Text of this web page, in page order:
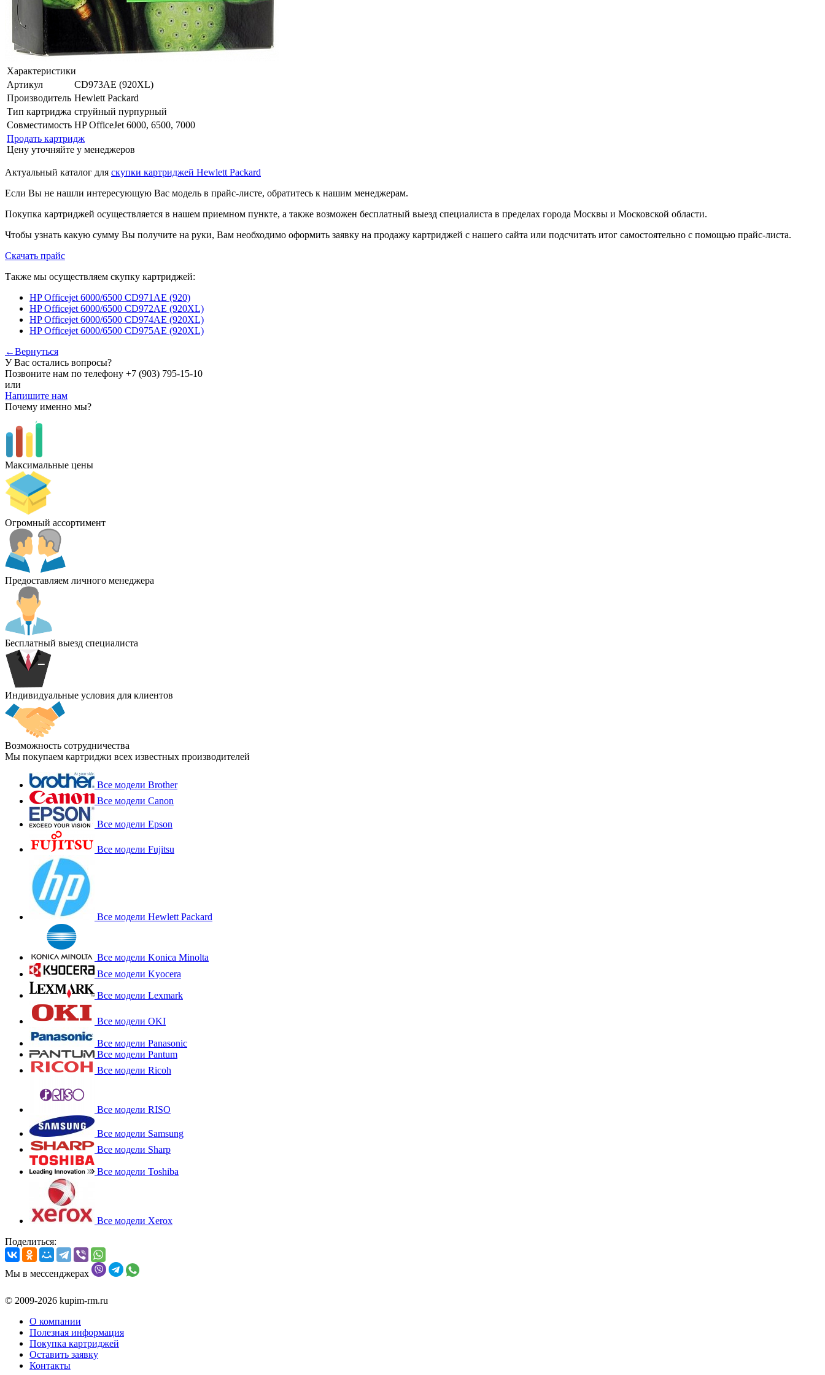
Характеристики
Артикул
CD973AE (920XL)
Производитель Hewlett Packard
Тип картриджа струйный пурпурный
Совместимость HP OfficeJet 6000, 6500, 7000
Продать картридж
Цену уточняйте у менеджеров
Актуальный каталог для скупки картриджей Hewlett Packard
Если Вы не нашли интересующую Вас модель в прайс-листе, обратитесь к нашим менеджерам.
Покупка картриджей осуществляется в нашем приемном пункте, а также возможен бесплатный выезд специалиста в пределах города Москвы и Московской области.
Чтобы узнать какую сумму Вы получите на руки, Вам необходимо оформить заявку на продажу картриджей с нашего сайта или подсчитать итог самостоятельно с помощью прайс-листа.
Скачать прайс
Также мы осуществляем скупку картриджей:
HP Officejet 6000/6500 CD971AE (920)
HP Officejet 6000/6500 CD972AE (920XL)
HP Officejet 6000/6500 CD974AE (920XL)
HP Officejet 6000/6500 CD975AE (920XL)
←Вернуться
У Вас остались вопросы?
Позвоните нам по телефону +7 (903) 795-15-10
или
Напишите нам
Почему именно мы?
Максимальные цены
Огромный ассортимент
Предоставляем личного менеджера
Бесплатный выезд специалиста
Индивидуальные условия для клиентов
Возможность сотрудничества
Мы покупаем картриджи всех известных производителей
Все модели Brother
Все модели Canon
Все модели Epson
Все модели Fujitsu
Все модели Hewlett Packard
Все модели Konica Minolta
Все модели Kyocera
Все модели Lexmark
Все модели OKI
Все модели Panasonic
Все модели Pantum
Все модели Ricoh
Все модели RISO
Все модели Samsung
Все модели Sharp
Все модели Toshiba
Все модели Xerox
Поделиться:
Мы в мессенджерах
© 2009-2026 kupim-rm.ru
О компании
Полезная информация
Покупка картриджей
Оставить заявку
Контакты